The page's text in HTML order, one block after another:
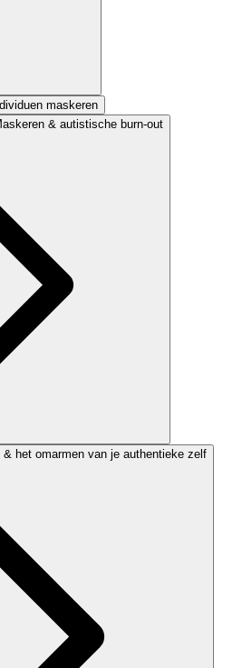
maskeren
& autistische burn-out
het omarmen van je authentieke zelf